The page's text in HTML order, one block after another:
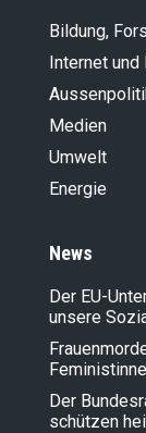
Bildung,
Internet
Medien
Umwelt
Energie
News
Der EU-
unsere
Der
schützen